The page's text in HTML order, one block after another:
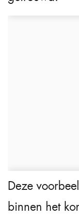
Deze
binnen het